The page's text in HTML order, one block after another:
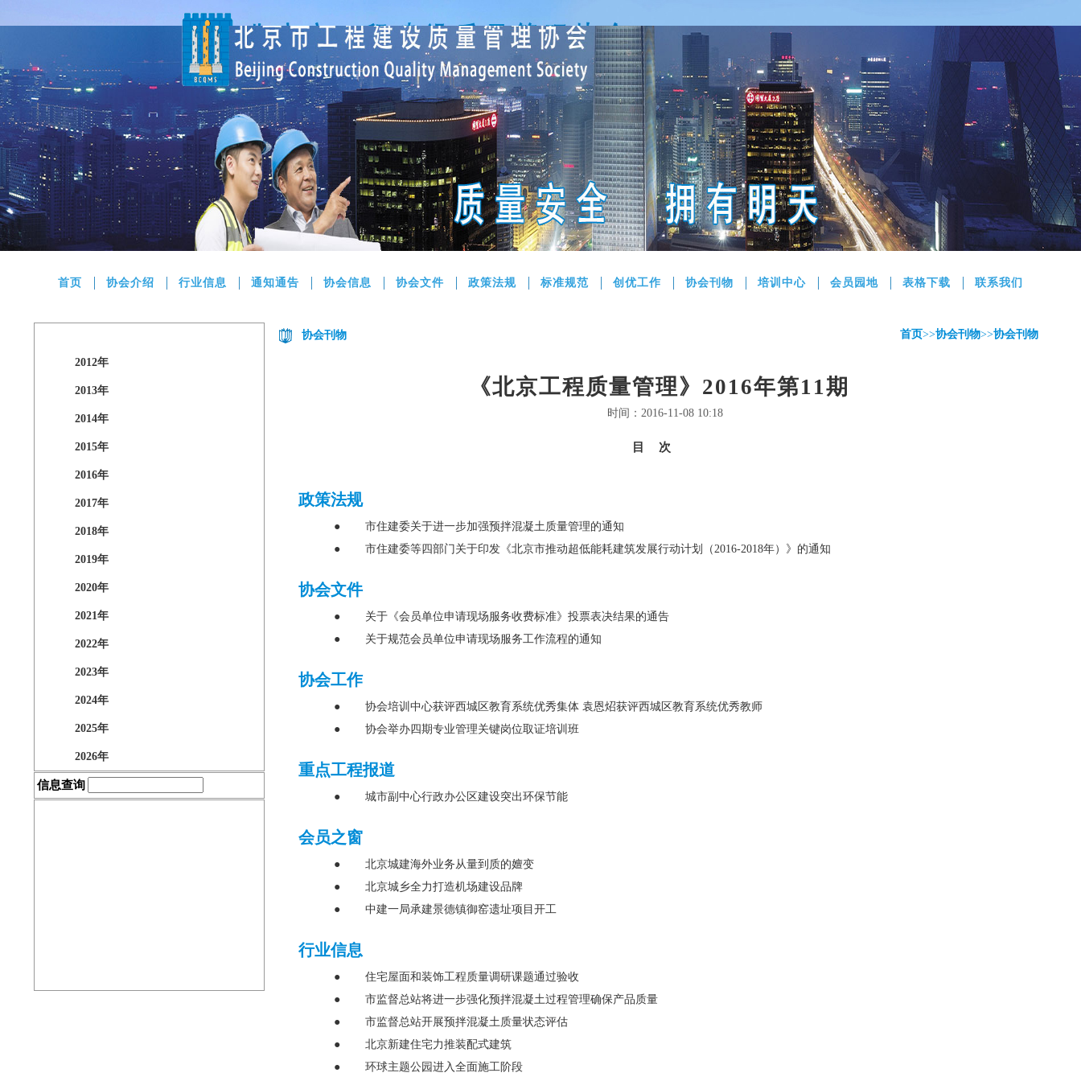
首页 协会介绍 行业信息 通知通告 协会信息 协会文件 政策法规 标准规范 创优工作 协会刊物 培训中心 会员园地 表格下载 联系我们
2012年
2013年
2014年
2015年
2016年
2017年
2018年
2019年
2020年
2021年
2022年
2023年
2024年
2025年
2026年
信息查询
首页>>协会刊物>>协会刊物
协会刊物
《北京工程质量管理》2016年第11期
时间：2016-11-08 10:18
目次
政策法规
市住建委关于进一步加强预拌混凝土质量管理的通知
●
市住建委等四部门关于印发《北京市推动超低能耗建筑发展行动计划（2016-2018年）》的通知
●
协会文件
关于《会员单位申请现场服务收费标准》投票表决结果的通告
●
关于规范会员单位申请现场服务工作流程的通知
●
协会工作
协会培训中心获评西城区教育系统优秀集体 袁恩炤获评西城区教育系统优秀教师
●
协会举办四期专业管理关键岗位取证培训班
●
重点工程报道
城市副中心行政办公区建设突出环保节能
●
会员之窗
北京城建海外业务从量到质的嬗变
●
北京城乡全力打造机场建设品牌
●
中建一局承建景德镇御窑遗址项目开工
●
行业信息
住宅屋面和装饰工程质量调研课题通过验收
●
市监督总站将进一步强化预拌混凝土过程管理确保产品质量
●
市监督总站开展预拌混凝土质量状态评估
●
北京新建住宅力推装配式建筑
●
环球主题公园进入全面施工阶段
●